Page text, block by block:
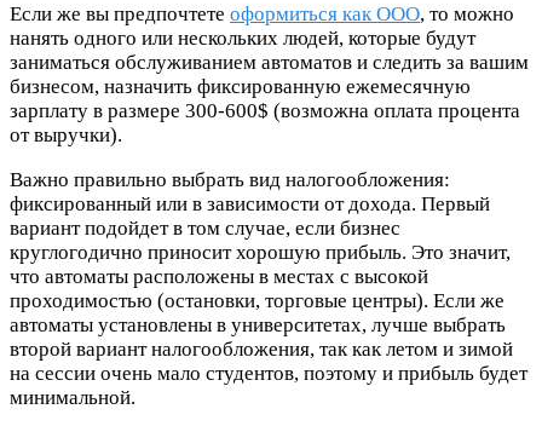
Если же вы предпочтете оформиться как ООО, то можно
нанять одного или нескольких людей, которые будут
заниматься обслуживанием автоматов и следить за вашим
бизнесом, назначить фиксированную ежемесячную
зарплату в размере 300-600$ (возможна оплата процента
от выручки).
Важно правильно выбрать вид налогообложения:
фиксированный или в зависимости от дохода. Первый
вариант подойдет в том случае, если бизнес
круглогодично приносит хорошую прибыль. Это значит,
что автоматы расположены в местах с высокой
проходимостью (остановки, торговые центры). Если же
автоматы установлены в университетах, лучше выбрать
второй вариант налогообложения, так как летом и зимой
на сессии очень мало студентов, поэтому и прибыль будет
минимальной.